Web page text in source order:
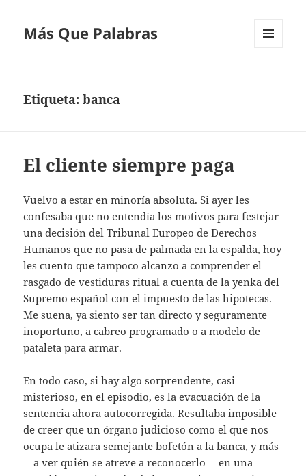
Más Que Palabras
Etiqueta:banca
El cliente siempre paga
Vuelvo a estar en minoría absoluta. Si ayer les
confesaba que no entendía los motivos para festejar
una decisión del Tribunal Europeo de Derechos
Humanos que no pasa de palmada en la espalda, hoy
les cuento que tampoco alcanzo a comprender el
rasgado de vestiduras ritual a cuenta de la yenka del
Supremo español con el impuesto de las hipotecas.
Me suena, ya siento ser tan directo y seguramente
inoportuno, a cabreo programado o a modelo de
pataleta para armar.
En todo caso, si hay algo sorprendente, casi
misterioso, en el episodio, es la evacuación de la
sentencia ahora autocorregida. Resultaba imposible
de creer que un órgano judicioso como el que nos
ocupa le atizara semejante bofetón a la banca, y más
—a ver quién se atreve a reconocerlo— en una